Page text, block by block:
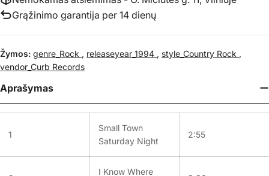
Grąžinimo garantija per 14 dienų
Žymos: genre_Rock , releaseyear_1994 , style_Country Rock ,
vendor_Curb Records
Aprašymas
1
Small Town
Saturday Night
2:55
I Know Where